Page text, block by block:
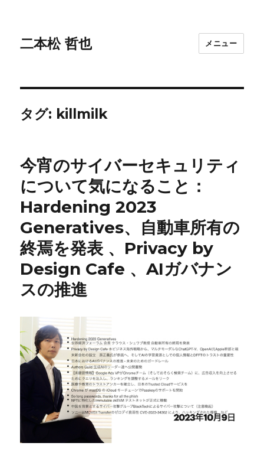
二本松 哲也 メニュー
タグ: killmilk
今宵のサイバーセキュリティ
について気になること：
Hardening 2023
Generatives、自動車所有の
終焉を発表 、Privacy by
Design Cafe 、AIガバナン
スの推進